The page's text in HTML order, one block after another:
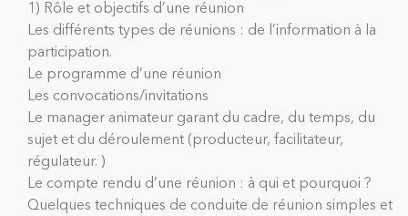
1) Rôle et objectifs d’une réunion
Les différents types de réunions : de l’information à la
participation.
Le programme d’une réunion
Les convocations/invitations
Le manager animateur garant du cadre, du temps, du
sujet et du déroulement (producteur, facilitateur,
régulateur. )
Le compte rendu d’une réunion : à qui et pourquoi ?
Quelques techniques de conduite de réunion simples et